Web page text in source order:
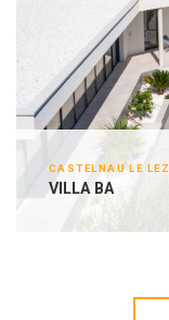
CASTELNAU LE LEZ
VILLA BA